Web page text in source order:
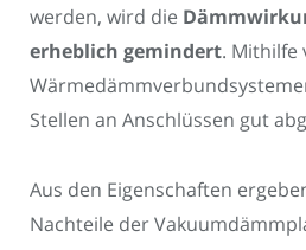
werden, wird die
erheblich gemindert. Mithilfe
Stellen an Anschlüssen gut
Aus den Eigenschaften
Nachteile der